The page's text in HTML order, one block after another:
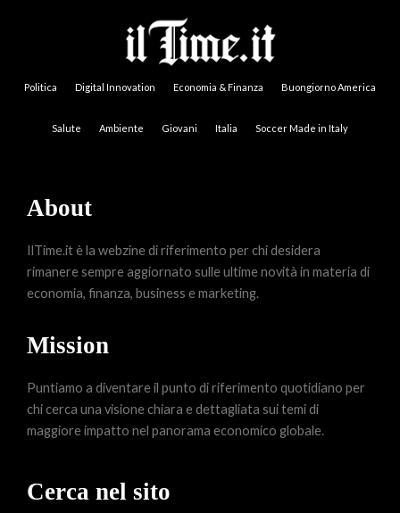
Politica Digital Innovation Economia & Finanza Buongiorno America
Salute Ambiente Giovani Italia Soccer Made in Italy
About
IlTime.it è la webzine di riferimento per chi desidera
rimanere sempre aggiornato sulle ultime novità in materia di
economia, finanza, business e marketing.
Mission
Puntiamo a diventare il punto di riferimento quotidiano per
chi cerca una visione chiara e dettagliata sui temi di
maggiore impatto nel panorama economico globale.
Cerca nel sito